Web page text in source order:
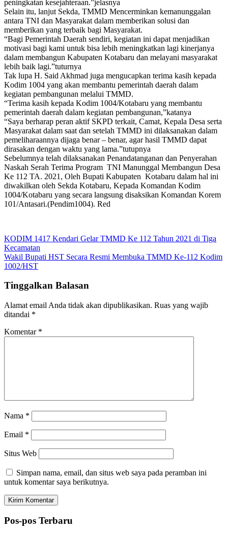
peningkatan kesejahteraan.”jelasnya
Selain itu, lanjut Sekda, TMMD Mencerminkan kemanunggalan
antara TNI dan Masyarakat dalam memberikan solusi dan
memberikan yang terbaik bagi Masyarakat.
“Bagi Pemerintah Daerah sendiri, kegiatan ini dapat menjadikan
motivasi bagi kami untuk bisa lebih meningkatkan lagi kinerjanya
dalam membangun Kabupaten Kotabaru dan melayani masyarakat
lebih baik lagi.”tuturnya
Tak lupa H. Said Akhmad juga mengucapkan terima kasih kepada
Kodim 1004 yang akan membantu pemerintah daerah dalam
kegiatan pembangunan melalui TMMD.
“Terima kasih kepada Kodim 1004/Kotabaru yang membantu
pemerintah daerah dalam kegiatan pembangunan,”katanya
“Saya berharap peran aktif SKPD terkait, Camat, Kepala Desa serta
Masyarakat dalam saat dan setelah TMMD ini dilaksanakan dalam
pemeliharaannya dijaga benar – benar, agar hasil TMMD dapat
dirasakan dengan waktu yang lama.”tutupnya
Sebelumnya telah dilaksanakan Penandatanganan dan Penyerahan
Naskah Serah Terima Program TNI Manunggal Membangun Desa
Ke 112 TA. 2021, Oleh Bupati Kabupaten Kotabaru dalam hal ini
diwakilkan oleh Sekda Kotabaru, Kepada Komandan Kodim
1004/Kotabaru yang secara langsung disaksikan Komandan Korem
101/Antasari.(Pendim1004). Red
Navigasi
pos
KODIM 1417 Kendari Gelar TMMD Ke 112 Tahun 2021 di Tiga
Kecamatan
Wakil Bupati HST Secara Resmi Membuka TMMD Ke-112 Kodim
1002/HST
Tinggalkan Balasan
Alamat email Anda tidak akan dipublikasikan. Ruas yang wajib
ditandai *
Komentar *
Nama *
Email *
Situs Web
Simpan nama, email, dan situs web saya pada peramban ini
untuk komentar saya berikutnya.
Pos-pos Terbaru